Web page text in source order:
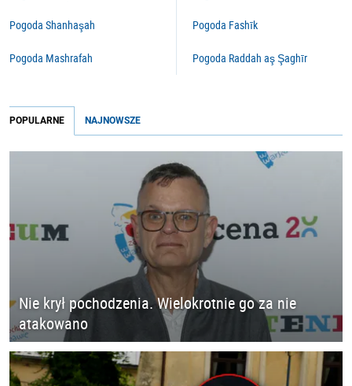
Pogoda Shanhaşah
Pogoda Mashrafah
Pogoda Fashīk
Pogoda Raddah aş Şaghīr
POPULARNE NAJNOWSZE
Nie krył pochodzenia. Wielokrotnie go za nie
atakowano